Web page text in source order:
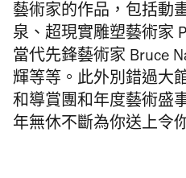
藝術家的作品，包括動
泉、超現實雕塑藝術家
當代先鋒藝術家 Bruce
輝等等。此外別錯過大
和導賞團和年度藝術盛
年無休不斷為你送上令